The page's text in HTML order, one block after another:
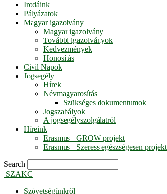
Irodáink
Pályázatok
Magyar igazolvány
Magyar igazolvány
További igazolványok
Kedvezmények
Honosítás
Civil Napok
Jogsegély
Hírek
Névmagyarosítás
Szükséges dokumentumok
Jogszabályok
A jogsegélyszolgálatról
Híreink
Erasmus+ GROW projekt
Erasmus+ Szeress egészségesen projekt
Search
SZAKC
Szövetségünkről